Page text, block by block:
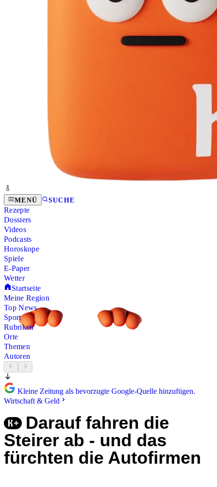
MENÜ SUCHE
Rezepte
Dossiers
Videos
Podcasts
Horoskope
Spiele
E-Paper
Wetter
Startseite
Meine Region
Top News
Sport
Rubriken
Orte
Themen
Autoren
Kleine Zeitung als bevorzugte Google-Quelle hinzufügen.
Wirtschaft & Geld
Darauf fahren die
Steirer ab - und das
fürchten die Autofirmen